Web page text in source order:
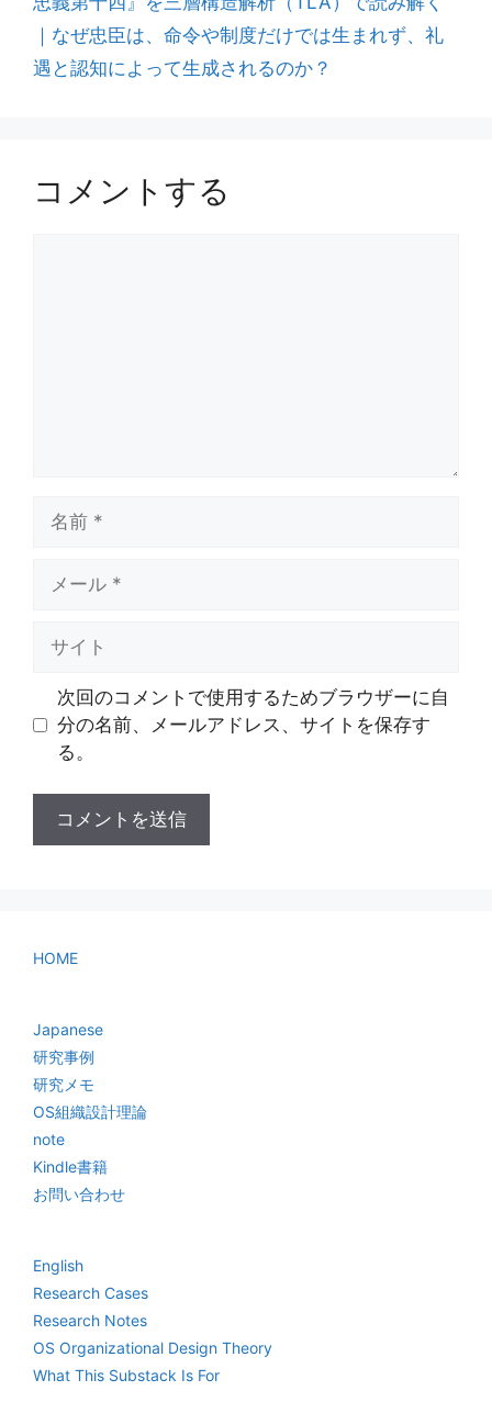
｜なぜ忠臣は、命令や制度だけでは生まれず、礼
遇と認知によって生成されるのか？
コメントする
次回のコメントで使用するためブラウザーに自
分の名前、メールアドレス、サイトを保存す
る。
HOME
Japanese
研究事例
研究メモ
OS組織設計理論
note
Kindle書籍
お問い合わせ
English
Research Cases
Research Notes
OS Organizational Design Theory
What This Substack Is For